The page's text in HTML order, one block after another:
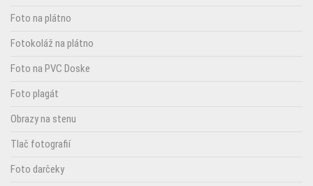
Foto na plátno
Fotokoláž na plátno
Foto na PVC Doske
Foto plagát
Obrazy na stenu
Tlač fotografií
Foto darčeky